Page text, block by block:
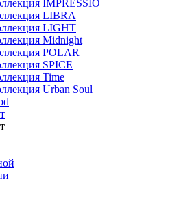
IMPRESSIO
LIBRA
LIGHT
Midnight
POLAR
SPICE
Time
Urban Soul